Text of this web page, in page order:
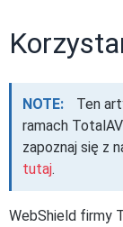
NOTE:
Ten
ramach
zapoznaj się z
tutaj.
WebShield firmy